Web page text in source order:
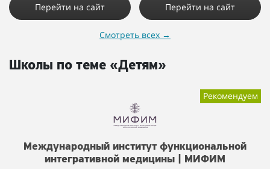
Перейти на сайт Перейти на сайт
Смотреть всех →
Школы по теме «Детям»
Рекомендуем
Международный институт функциональной
интегративной медицины | МИФИМ